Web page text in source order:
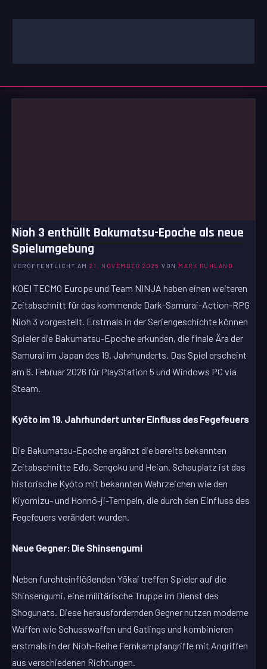
Inhalt
Nioh 3 enthüllt Bakumatsu-Epoche als neue
Spielumgebung
VERÖFFENTLICHT AM21. NOVEMBER 2025 VON MARK RUHLAND
KOEI TECMO Europe und Team NINJA haben einen weiteren
Zeitabschnitt für das kommende Dark-Samurai-Action-RPG
Nioh 3 vorgestellt. Erstmals in der Seriengeschichte können
Spieler die Bakumatsu-Epoche erkunden, die finale Ära der
Samurai im Japan des 19. Jahrhunderts. Das Spiel erscheint
am 6. Februar 2026 für PlayStation 5 und Windows PC via
Steam.
Kyōto im 19. Jahrhundert unter Einfluss des Fegefeuers
Die Bakumatsu-Epoche ergänzt die bereits bekannten
Zeitabschnitte Edo, Sengoku und Heian. Schauplatz ist das
historische Kyōto mit bekannten Wahrzeichen wie den
Kiyomizu- und Honnō-ji-Tempeln, die durch den Einfluss des
Fegefeuers verändert wurden.
Neue Gegner: Die Shinsengumi
Neben furchteinflößenden Yōkai treffen Spieler auf die
Shinsengumi, eine militärische Truppe im Dienst des
Shogunats. Diese herausfordernden Gegner nutzen moderne
Waffen wie Schusswaffen und Gatlings und kombinieren
erstmals in der Nioh-Reihe Fernkampfangriffe mit Angriffen
aus verschiedenen Richtungen.